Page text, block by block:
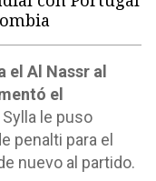
el Al Nassr al
el
le puso
penalti para el
nuevo al partido.